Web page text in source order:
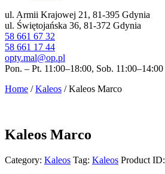
ul. Armii Krajowej 21, 81-395 Gdynia
ul. Świętojańska 36, 81-372 Gdynia
58 661 67 32
58 661 17 44
opty.mal@op.pl
Pon. – Pt. 11:00–18:00, Sob. 11:00–14:00
Home /Kaleos / Kaleos Marco
Kaleos Marco
Category: Kaleos Tag: Kaleos Product ID: